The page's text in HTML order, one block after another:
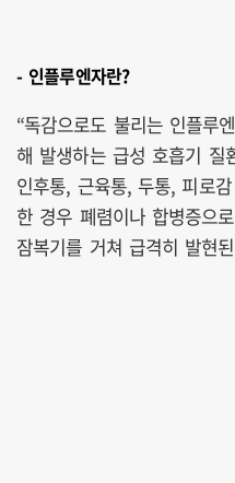
- 인플루엔자란?
“독감으로도 불리는 인플루
해 발생하는 급성 호흡기 질
인후통, 근육통, 두통, 피로
한 경우 폐렴이나 합병증으
잠복기를 거쳐 급격히 발현